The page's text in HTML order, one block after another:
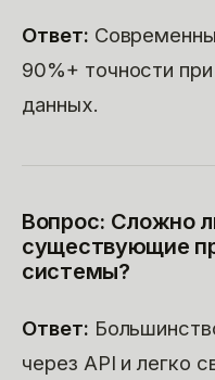
Ответ:
90%+ точности
данных.
Вопрос: Сложно
существующие
системы?
Ответ:
через API и легко